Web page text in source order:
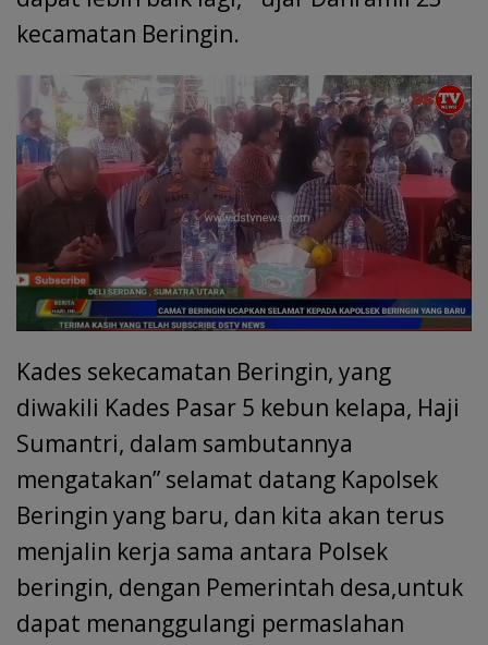
kecamatan Beringin.
Kades sekecamatan Beringin, yang
diwakili Kades Pasar 5 kebun kelapa, Haji
Sumantri, dalam sambutannya
mengatakan” selamat datang Kapolsek
Beringin yang baru, dan kita akan terus
menjalin kerja sama antara Polsek
beringin, dengan Pemerintah desa,untuk
dapat menanggulangi permaslahan